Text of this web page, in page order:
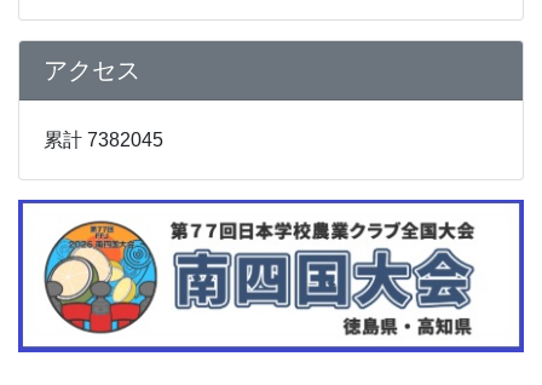
アクセス
累計 7382045